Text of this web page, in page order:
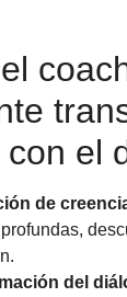
el
de
del